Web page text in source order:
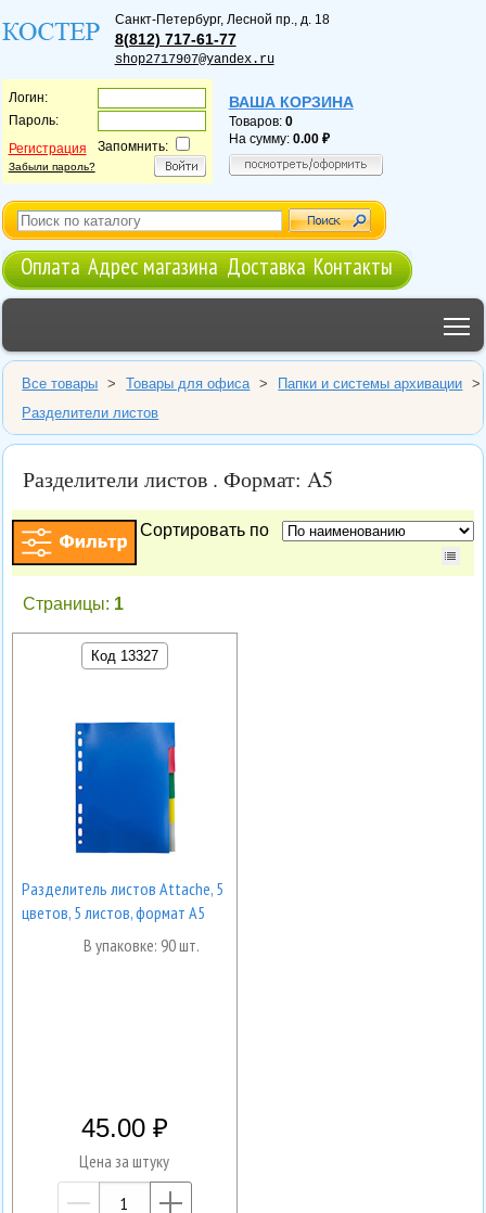
Санкт-Петербург, Лесной пр., д. 18
8(812) 717-61-77
shop2717907@yandex.ru
Логин:
Пароль:
Регистрация
Забыли пароль?
Запомнить:
ВАША КОРЗИНА
Товаров: 0
На сумму: 0.00
Оплата Адрес магазина Доставка Контакты
Все товары > Товары для офиса > Папки и системы архивации
>
Разделители листов
Разделители листов . Формат: A5
Сортировать по
Страницы: 1
Код 13327
Разделитель листов Attache, 5
цветов, 5 листов, формат А5
В упаковке: 90 шт.
45.00
Цена за штуку
—